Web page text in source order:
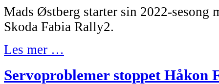
Mads Østberg starter sin 2022-sesong
Skoda Fabia Rally2.
Les mer …
Servoproblemer stoppet Håkon